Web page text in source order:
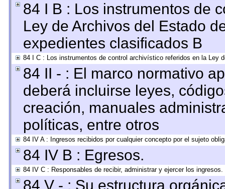
84 I B : Los instrumentos de
Ley de Archivos del Estado
expedientes clasificados B
84 I C : Los instrumentos de control archivístico referidos en la Ley
84 II - : El marco normativo
deberá incluirse leyes,
creación, manuales
políticas, entre otros
84 IV A : Ingresos recibidos por cualquier concepto por el sujeto
84 IV B : Egresos.
84 IV C : Responsables de recibir, administrar y ejercer los ingresos.
84 V - : Su estructura